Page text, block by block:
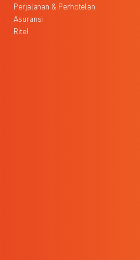
Perjalanan & Perhotelan
Asuransi
Ritel